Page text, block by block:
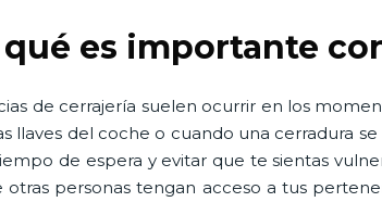
qué es importante
de cerrajería suelen ocurrir en los
llaves del coche o cuando una cerradura
de espera y evitar que te sientas
otras personas tengan acceso a tus